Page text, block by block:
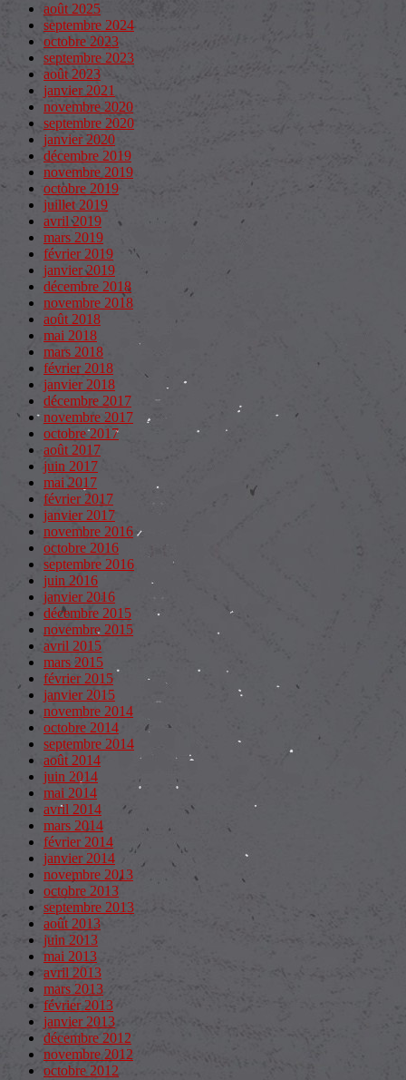
août 2025
septembre 2024
octobre 2023
septembre 2023
août 2023
janvier 2021
novembre 2020
septembre 2020
janvier 2020
décembre 2019
novembre 2019
octobre 2019
juillet 2019
avril 2019
mars 2019
février 2019
janvier 2019
décembre 2018
novembre 2018
août 2018
mai 2018
mars 2018
février 2018
janvier 2018
décembre 2017
novembre 2017
octobre 2017
août 2017
juin 2017
mai 2017
février 2017
janvier 2017
novembre 2016
octobre 2016
septembre 2016
juin 2016
janvier 2016
décembre 2015
novembre 2015
avril 2015
mars 2015
février 2015
janvier 2015
novembre 2014
octobre 2014
septembre 2014
août 2014
juin 2014
mai 2014
avril 2014
mars 2014
février 2014
janvier 2014
novembre 2013
octobre 2013
septembre 2013
août 2013
juin 2013
mai 2013
avril 2013
mars 2013
février 2013
janvier 2013
décembre 2012
novembre 2012
octobre 2012